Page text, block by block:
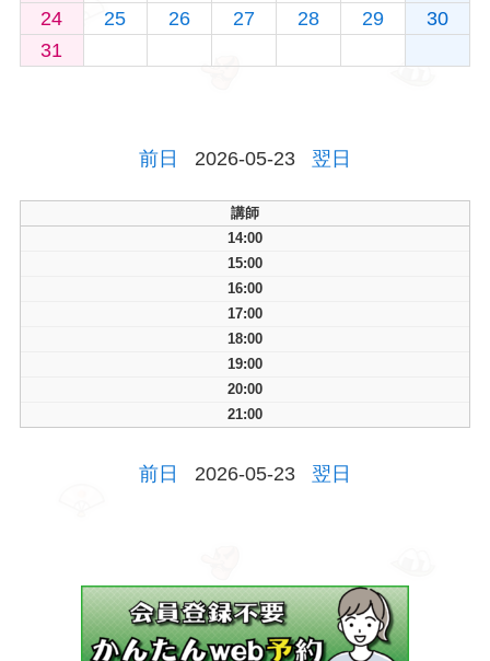
24
25 26 27 28 29
30
31
前日 2026-05-23 翌日
講師
14:00
15:00
16:00
17:00
18:00
19:00
20:00
21:00
前日 2026-05-23 翌日